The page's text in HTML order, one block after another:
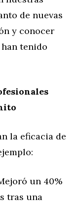
de nuevas
y conocer
tenido
la eficacia de
un 40%
tras una